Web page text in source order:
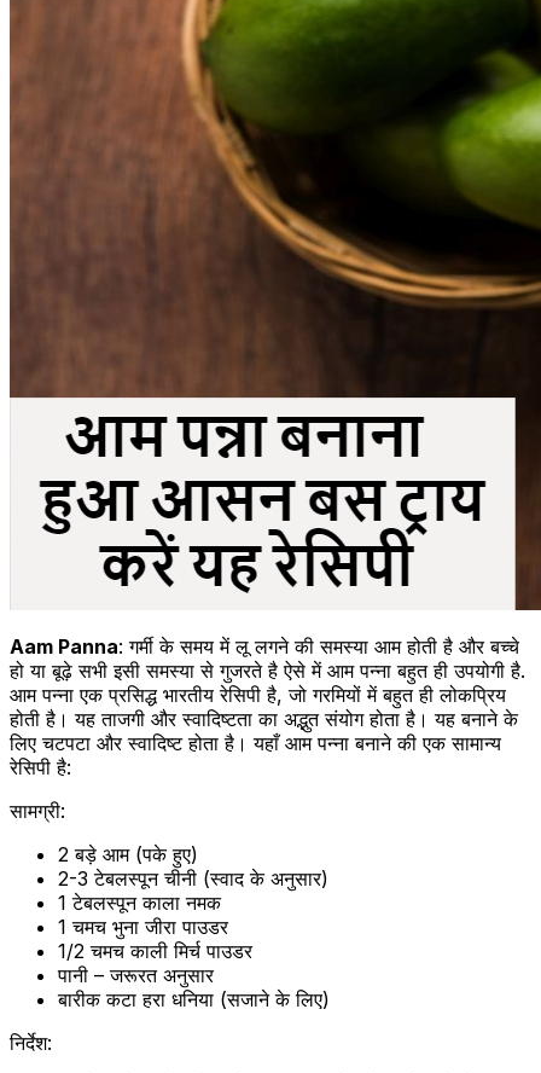
Aam Panna: गर्मी के समय में लू लगने की समस्या आम होती है और बच्चे
हो या बूढ़े सभी इसी समस्या से गुजरते है ऐसे में आम पन्ना बहुत ही उपयोगी है.
आम पन्ना एक प्रसिद्ध भारतीय रेसिपी है, जो गरमियों में बहुत ही लोकप्रिय
होती है। यह ताजगी और स्वादिष्टता का अद्भुत संयोग होता है। यह बनाने के
लिए चटपटा और स्वादिष्ट होता है। यहाँ आम पन्ना बनाने की एक सामान्य
रेसिपी है:
सामग्री:
2 बड़े आम (पके हुए)
2-3 टेबलस्पून चीनी (स्वाद के अनुसार)
1 टेबलस्पून काला नमक
1 चमच भुना जीरा पाउडर
1/2 चमच काली मिर्च पाउडर
पानी – जरूरत अनुसार
बारीक कटा हरा धनिया (सजाने के लिए)
निर्देश: